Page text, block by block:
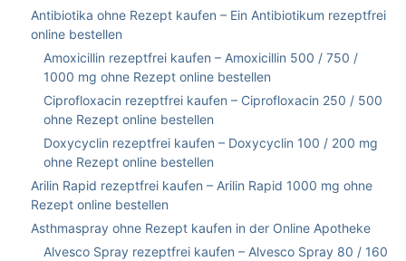
Antibiotika ohne Rezept kaufen – Ein Antibiotikum rezeptfrei
online bestellen
Amoxicillin rezeptfrei kaufen – Amoxicillin 500 / 750 /
1000 mg ohne Rezept online bestellen
Ciprofloxacin rezeptfrei kaufen – Ciprofloxacin 250 / 500
ohne Rezept online bestellen
Doxycyclin rezeptfrei kaufen – Doxycyclin 100 / 200 mg
ohne Rezept online bestellen
Arilin Rapid rezeptfrei kaufen – Arilin Rapid 1000 mg ohne
Rezept online bestellen
Asthmaspray ohne Rezept kaufen in der Online Apotheke
Alvesco Spray rezeptfrei kaufen – Alvesco Spray 80 / 160